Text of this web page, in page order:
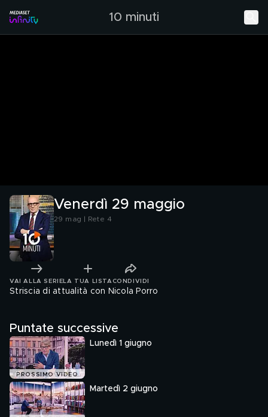
10 minuti
Venerdì 29 maggio
29 mag | Rete 4
VAI ALLA SERIE LA TUA LISTA CONDIVIDI
Striscia di attualità con Nicola Porro
Puntate successive
PROSSIMO VIDEO
Lunedì 1 giugno
Martedì 2 giugno